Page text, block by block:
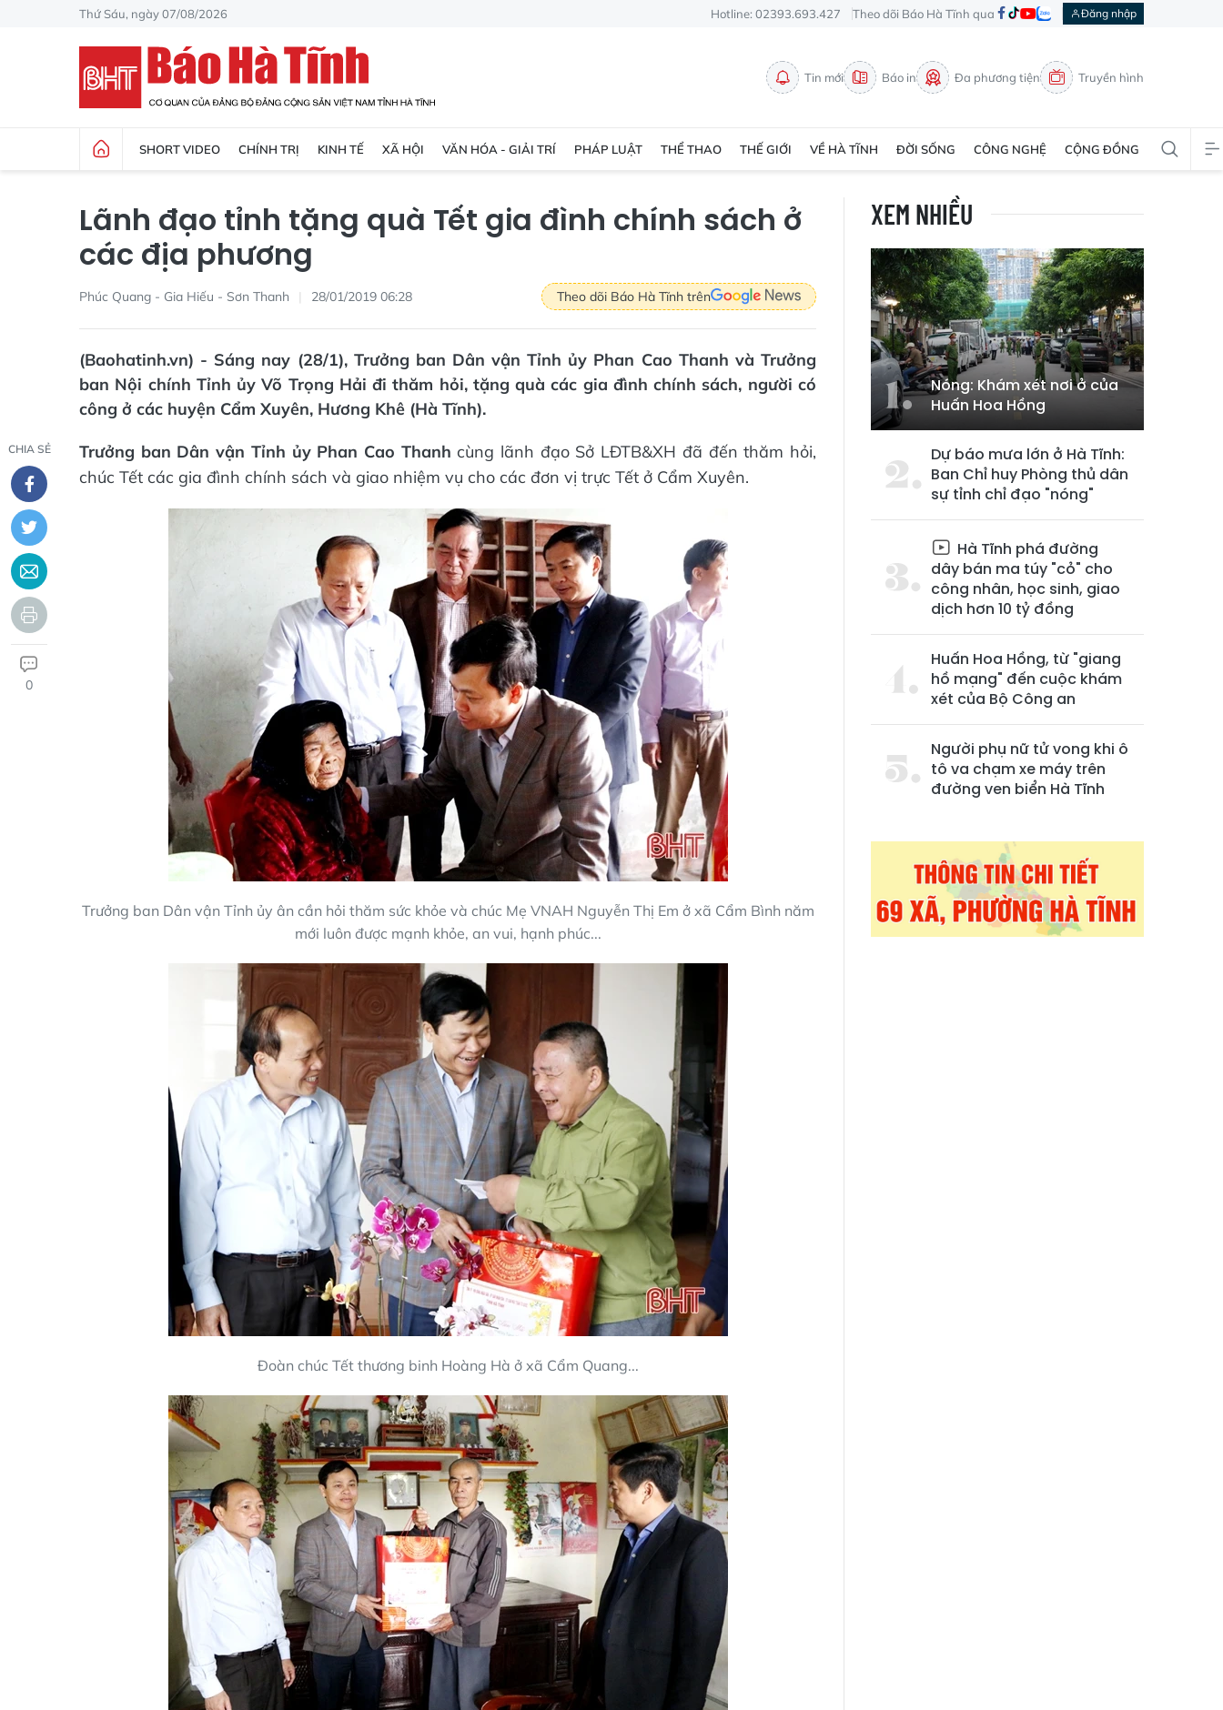
Thứ Sáu, ngày 07/08/2026 Hotline: 02393.693.427 Theo dõi Báo Hà Tĩnh qua Đăng nhập
Tin mới Báo in Đa phương tiện Truyền hình
SHORT VIDEO CHÍNH TRỊ KINH TẾ XÃ HỘI VĂN HÓA - GIẢI TRÍ PHÁP LUẬT THỂ THAO THẾ GIỚI VỀ HÀ TĨNH ĐỜI SỐNG CÔNG NGHỆ CỘNG ĐỒNG
Lãnh đạo tỉnh tặng quà Tết gia đình chính sách ở
các địa phương
Phúc Quang - Gia Hiếu - Sơn Thanh 28/01/2019 06:28 Theo dõi Báo Hà Tĩnh trên
(Baohatinh.vn) - Sáng nay (28/1), Trưởng ban Dân vận Tỉnh ủy Phan Cao Thanh và Trưởng
ban Nội chính Tỉnh ủy Võ Trọng Hải đi thăm hỏi, tặng quà các gia đình chính sách, người có
công ở các huyện Cẩm Xuyên, Hương Khê (Hà Tĩnh).
CHIA SẺ
0
Trưởng ban Dân vận Tỉnh ủy Phan Cao Thanh cùng lãnh đạo Sở LĐTB&XH đã đến thăm hỏi,
chúc Tết các gia đình chính sách và giao nhiệm vụ cho các đơn vị trực Tết ở Cẩm Xuyên.
Trưởng ban Dân vận Tỉnh ủy ân cần hỏi thăm sức khỏe và chúc Mẹ VNAH Nguyễn Thị Em ở xã Cẩm Bình năm
mới luôn được mạnh khỏe, an vui, hạnh phúc...
Đoàn chúc Tết thương binh Hoàng Hà ở xã Cẩm Quang...
XEM NHIỀU
Nóng: Khám xét nơi ở của
Huấn Hoa Hồng
Dự báo mưa lớn ở Hà Tĩnh:
Ban Chỉ huy Phòng thủ dân
sự tỉnh chỉ đạo "nóng"
Hà Tĩnh phá đường
dây bán ma túy "cỏ" cho
công nhân, học sinh, giao
dịch hơn 10 tỷ đồng
Huấn Hoa Hồng, từ "giang
hồ mạng" đến cuộc khám
xét của Bộ Công an
Người phụ nữ tử vong khi ô
tô va chạm xe máy trên
đường ven biển Hà Tĩnh